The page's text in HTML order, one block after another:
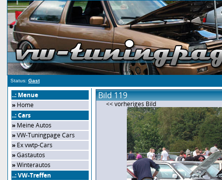
Status: Gast
..: Menue
» Home
..: Cars
» Meine Autos
»VW-Tuningpage Cars
» Ex vwtp-Cars
»Gastautos
»Winterautos
..: VW-Treffen
Bild 119
<< vorheriges Bild